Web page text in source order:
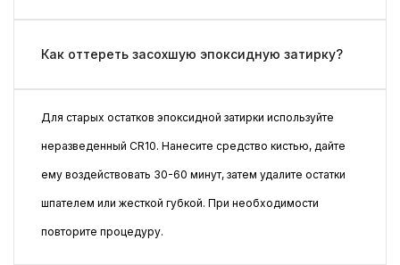
Как оттереть засохшую эпоксидную затирку?
Для старых остатков эпоксидной затирки используйте
неразведенный CR10. Нанесите средство кистью, дайте
ему воздействовать 30-60 минут, затем удалите остатки
шпателем или жесткой губкой. При необходимости
повторите процедуру.